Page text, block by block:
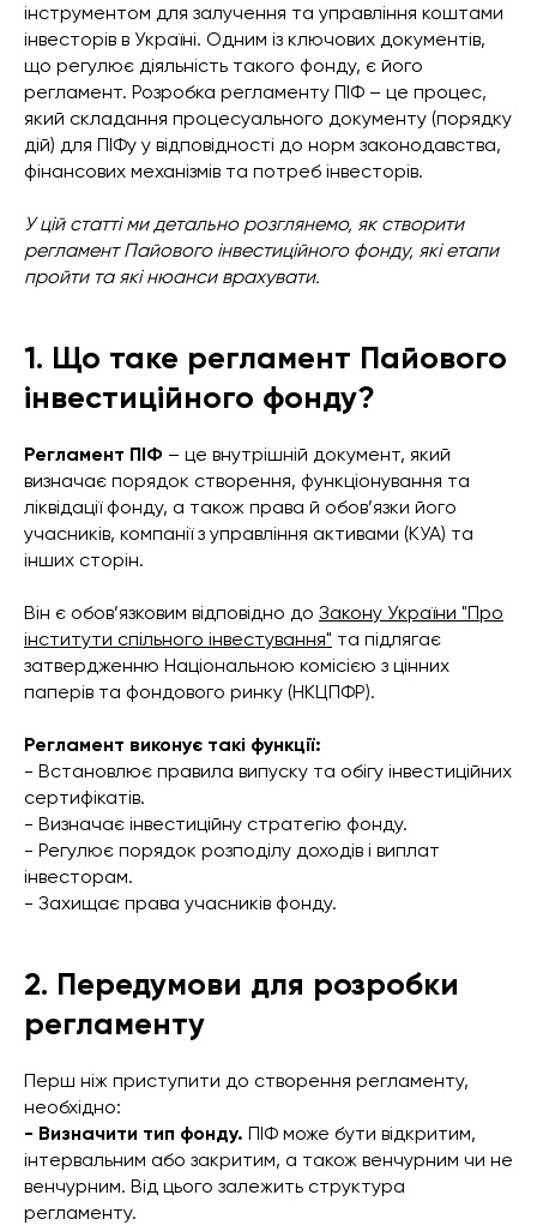
інструментом для залучення та управління коштами
інвесторів в Україні. Одним із ключових документів,
що регулює діяльність такого фонду, є його
регламент. Розробка регламенту ПІФ – це процес,
який складання процесуального документу (порядку
дій) для ПІФу у відповідності до норм законодавства,
фінансових механізмів та потреб інвесторів.
У цій статті ми детально розглянемо, як створити
регламент Пайового інвестиційного фонду, які етапи
пройти та які нюанси врахувати.
1. Що таке регламент Пайового
інвестиційного фонду?
Регламент ПІФ – це внутрішній документ, який
визначає порядок створення, функціонування та
ліквідації фонду, а також права й обов’язки його
учасників, компанії з управління активами (КУА) та
інших сторін.
Він є обов’язковим відповідно до Закону України "Про
інститути спільного інвестування" та підлягає
затвердженню Національною комісією з цінних
паперів та фондового ринку (НКЦПФР).
Регламент виконує такі функції:
- Встановлює правила випуску та обігу інвестиційних
сертифікатів.
- Визначає інвестиційну стратегію фонду.
- Регулює порядок розподілу доходів і виплат
інвесторам.
- Захищає права учасників фонду.
2. Передумови для розробки
регламенту
Перш ніж приступити до створення регламенту,
необхідно:
- Визначити тип фонду. ПІФ може бути відкритим,
інтервальним або закритим, а також венчурним чи не
венчурним. Від цього залежить структура
регламенту.